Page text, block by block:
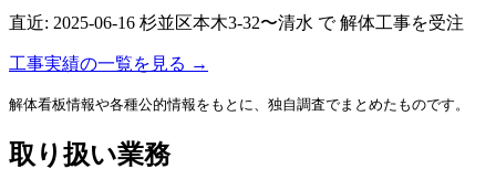
直近: 2025-06-16 杉並区本木3-32〜清水 で 解体工事を受注
工事実績の一覧を見る →
解体看板情報や各種公的情報をもとに、独自調査でまとめたものです。
取り扱い業務